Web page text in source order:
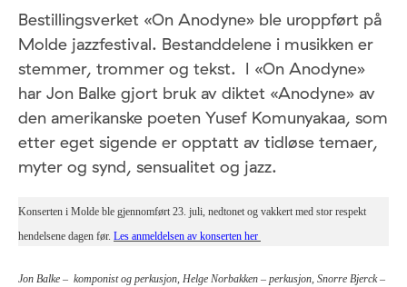
Bestillingsverket «On Anodyne» ble uroppført på
Molde jazzfestival. Bestanddelene i musikken er
stemmer, trommer og tekst. I «On Anodyne»
har Jon Balke gjort bruk av diktet «Anodyne» av
den amerikanske poeten Yusef Komunyakaa, som
etter eget sigende er opptatt av tidløse temaer,
myter og synd, sensualitet og jazz.
Konserten i Molde ble gjennomført 23. juli, nedtonet og vakkert med stor respekt
hendelsene dagen før. Les anmeldelsen av konserten her
Jon Balke – komponist og perkusjon, Helge Norbakken – perkusjon, Snorre Bjerck –